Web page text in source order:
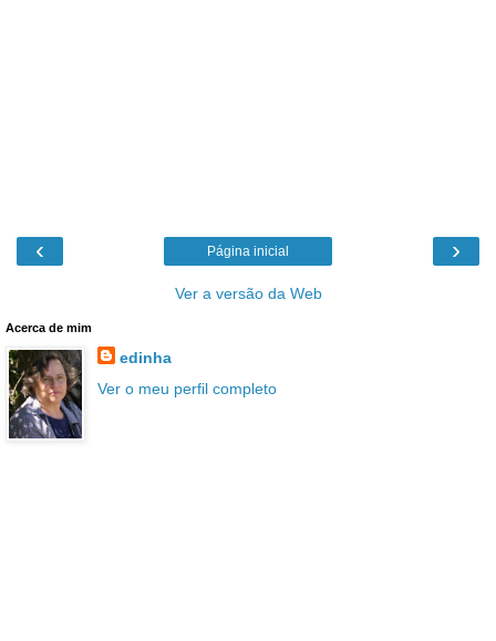
‹ ›
Página inicial
Ver a versão da Web
Acerca de mim
edinha
Ver o meu perfil completo